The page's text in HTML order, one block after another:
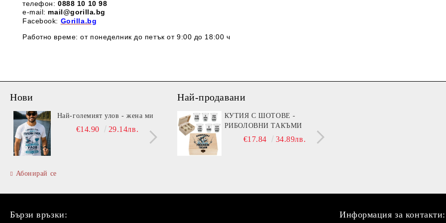
телефон:0888 10 10 98
e-mail: mail@gorilla.bg
Facebook: Gorilla.bg
Работно време: от понеделник до петък от 9:00 до 18:00 ч
Нови
Най-големият улов - жена ми
€14.90 29.14лв.
Витамин B (Beer)
€13.90 27.19лв.
Абонирай се
Най-продавани
КУТИЯ С ШОТОВЕ -
РИБОЛОВНИ ТАКЪМИ
€17.84 34.89лв.
Бързи връзки: Информация за контакти: